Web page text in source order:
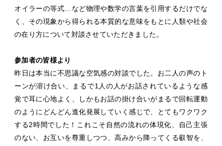
オイラーの等式…など物理や数学の言葉を引用するだけでな
く、その現象から得られる本質的な意味をもとに人類や社会
の在り方について対談させていただきました。
参加者の皆様より
昨日は本当に不思議な空気感の対談でした。お二人の声のト
ーンが溶け合い、まるで1人の人がお話されているような感
覚で耳に心地よく、しかもお話の掛け合いがまるで回転運動
のようにどんどん進化発展していく感じで、とてもワクワク
する2時間でした！これこそ自然の流れの体現化、自己主張
のない、お互いを尊重しつつ、高みから降ってくる叡智を、